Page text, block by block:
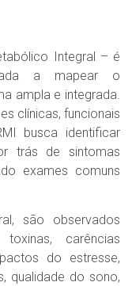
Integral – é
a mapear o
ampla e integrada.
clínicas, funcionais
busca identificar
trás de sintomas
exames comuns
são observados
carências
do estresse,
qualidade do sono,